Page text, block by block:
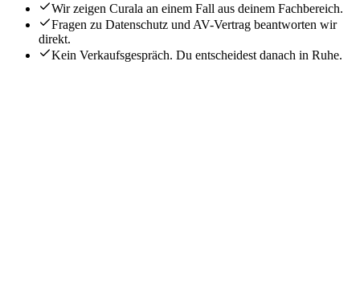
Wir zeigen Curala an einem Fall aus deinem Fachbereich.
Fragen zu Datenschutz und AV-Vertrag beantworten wir
direkt.
Kein Verkaufsgespräch. Du entscheidest danach in Ruhe.